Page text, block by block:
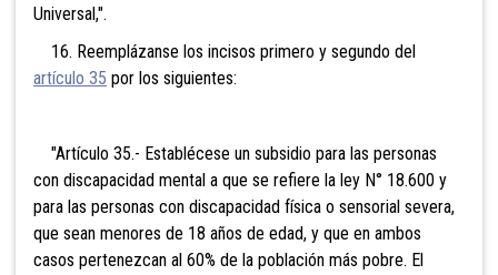
Universal,".
16. Reemplázanse los incisos primero y segundo del
artículo 35 por los siguientes:
"Artículo 35.- Establécese un subsidio para las personas
con discapacidad mental a que se refiere la ley N° 18.600 y
para las personas con discapacidad física o sensorial severa,
que sean menores de 18 años de edad, y que en ambos
casos pertenezcan al 60% de la población más pobre. El